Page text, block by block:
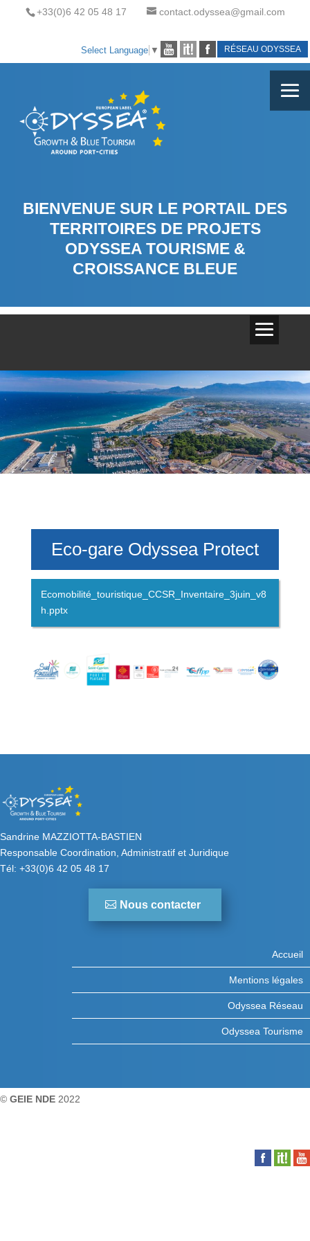
+33(0)6 42 05 48 17 contact.odyssea@gmail.com
RÉSEAU ODYSSEA
Select Language ▼
BIENVENUE SUR LE PORTAIL DES
TERRITOIRES DE PROJETS
ODYSSEA TOURISME &
CROISSANCE BLEUE
Eco-gare Odyssea Protect
Ecomobilité_touristique_CCSR_Inventaire_3juin_v8
h.pptx
Sandrine MAZZIOTTA-BASTIEN
Responsable Coordination, Administratif et Juridique
Tél: +33(0)6 42 05 48 17
Nous contacter
Accueil
Mentions légales
Odyssea Réseau
Odyssea Tourisme
© GEIE NDE 2022